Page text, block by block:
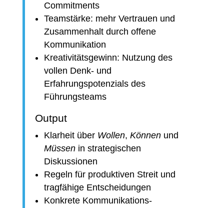
Commitments
Teamstärke: mehr Vertrauen und
Zusammenhalt durch offene
Kommunikation
Kreativitätsgewinn: Nutzung des
vollen Denk- und
Erfahrungspotenzials des
Führungsteams
Output
Klarheit über Wollen, Könnenund
Müssenin strategischen
Diskussionen
Regeln für produktiven Streit und
tragfähige Entscheidungen
Konkrete Kommunikations-